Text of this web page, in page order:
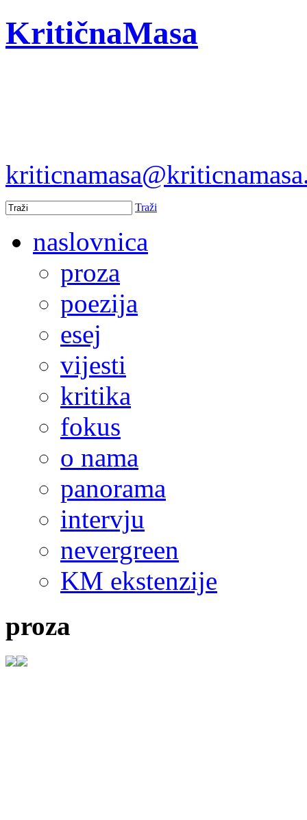
KritičnaMasa
Traži
naslovnica
proza
poezija
esej
vijesti
kritika
fokus
o nama
panorama
intervju
nevergreen
KM ekstenzije
proza